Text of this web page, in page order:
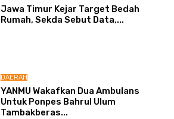
Jawa Timur Kejar Target Bedah
Rumah, Sekda Sebut Data,...
DAERAH
YANMU Wakafkan Dua Ambulans
Untuk Ponpes Bahrul Ulum
Tambakberas...